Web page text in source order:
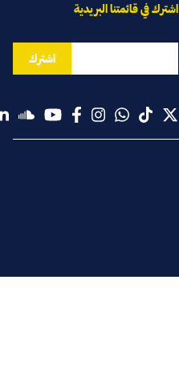
اشترك في قائمتنا البريدية
اشترك